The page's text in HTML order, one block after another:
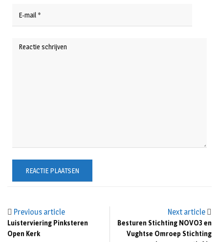
Previous article
Luisterviering Pinksteren
Open Kerk
Next article
Besturen Stichting NOVO3 en
Vughtse Omroep Stichting